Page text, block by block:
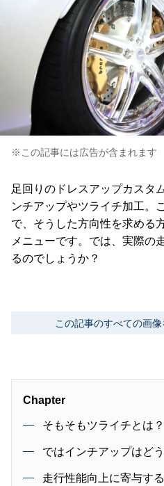
※この記事には広告が含まれます
足回りのドレスアップカスタ
ンチアップやツライチ加工。
で、そうした方向性を求める
メニューです。では、実際の
るのでしょうか？
この記事のすべての画像
Chapter
そもそもツライチとは？
ではインチアップはど
走行性能向上に寄与す